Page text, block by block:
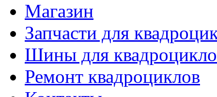
Магазин
Запчасти для
Шины для
Ремонт квадроциклов